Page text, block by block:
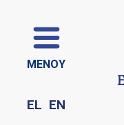
ΜΕΝΟΥ
EL EN